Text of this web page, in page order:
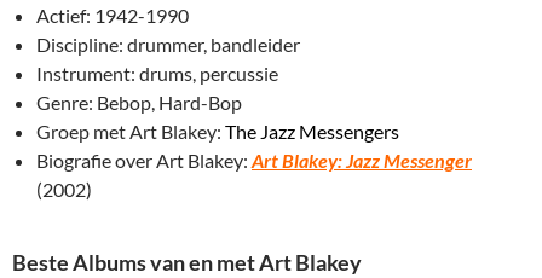
Actief: 1942-1990
Discipline: drummer, bandleider
Instrument: drums, percussie
Genre: Bebop, Hard-Bop
Groep met Art Blakey: The Jazz Messengers
Biografie over Art Blakey: Art Blakey: Jazz Messenger
(2002)
Beste Albums van en met Art Blakey